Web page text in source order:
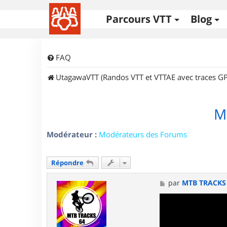
Parcours VTT Blog
FAQ
UtagawaVTT (Randos VTT et VTTAE avec traces
Modérateur : Modérateurs des Forums
Répondre
M
e
par MTB